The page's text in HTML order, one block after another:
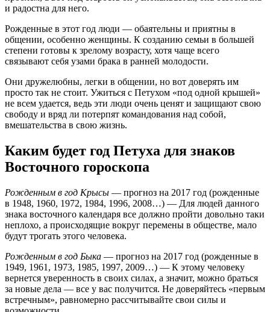
и радостна для него.
Рожденные в этот год люди — обаятельны и приятны в
общении, особенно женщины. К созданию семьи в большей
степени готовы к зрелому возрасту, хотя чаще всего
связывают себя узами брака в ранней молодости.
Они дружелюбны, легки в общении, но вот доверять им
просто так не стоит. Ужиться с Петухом «под одной крышей»
не всем удается, ведь эти люди очень ценят и защищают свою
свободу и вряд ли потерпят командования над собой,
вмешательства в свою жизнь.
Каким будет год Петуха для знаков
Восточного гороскопа
Рожденным в год Крысы — прогноз на 2017 год (рожденные
в 1948, 1960, 1972, 1984, 1996, 2008…) — Для людей данного
знака восточного календаря все должно пройти довольно таки
неплохо, а происходящие вокруг перемены в обществе, мало
будут трогать этого человека.
Рожденным в год Быка — прогноз на 2017 год (рожденные в
1949, 1961, 1973, 1985, 1997, 2009…) — К этому человеку
вернется уверенность в своих силах, а значит, можно браться
за новые дела — все у вас получится. Не доверяйтесь «первым
встречным», равномерно рассчитывайте свои силы и